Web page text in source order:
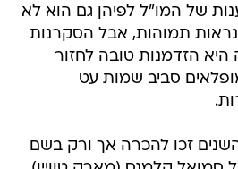
של המו"ל לפיהן גם הוא לא
נראות תמוהות, אבל הסקרנות
הזדמנות טובה לחזור
סביב שמות עט
זכו להכרה אך ורק בשם